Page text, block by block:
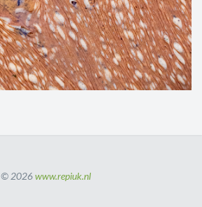
© 2026www.repiuk.nl